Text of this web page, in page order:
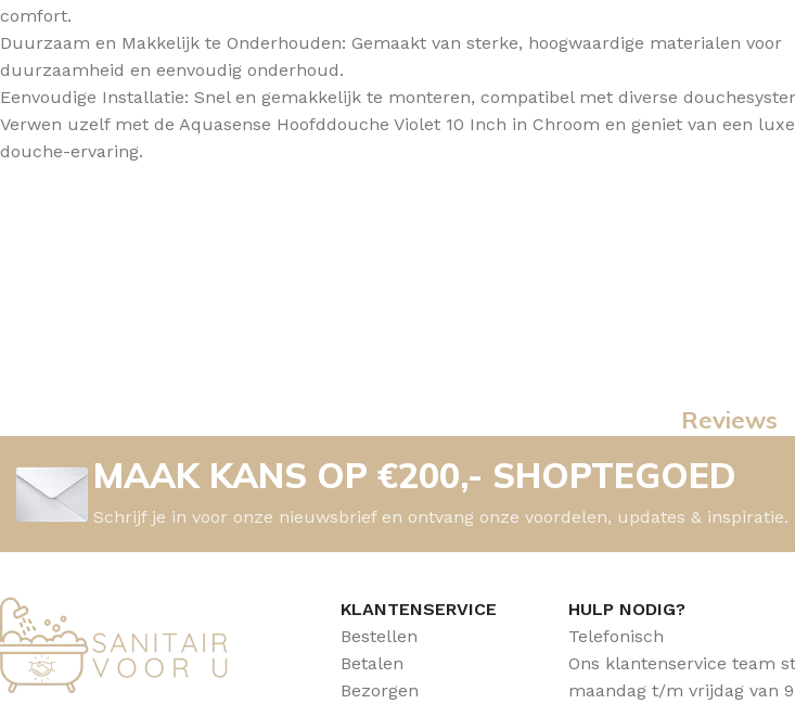
comfort.
Duurzaam en Makkelijk te Onderhouden: Gemaakt van sterke, hoogwaardige materialen voor
duurzaamheid en eenvoudig onderhoud.
Eenvoudige Installatie: Snel en gemakkelijk te monteren, compatibel met diverse
Verwen uzelf met de Aquasense Hoofddouche Violet 10 Inch in Chroom en geniet van een luxe
douche-ervaring.
Reviews
MAAK KANS OP €200,- SHOPTEGOED
Schrijf je in voor onze nieuwsbrief en ontvang onze voordelen, updates & inspiratie.
KLANTENSERVICE
Bestellen
Betalen
Bezorgen
HULP NODIG?
Telefonisch
Ons klantenservice team
maandag t/m vrijdag van